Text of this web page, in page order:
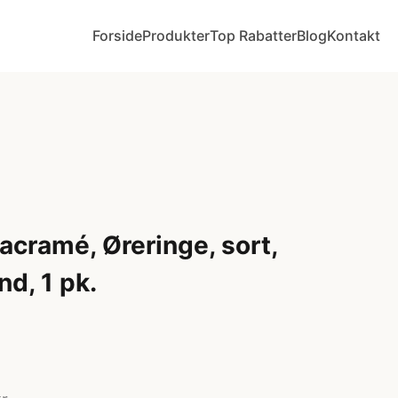
ForsideProdukterTop RabatterBlogKontakt
Øreringe, sort,
1 pk.